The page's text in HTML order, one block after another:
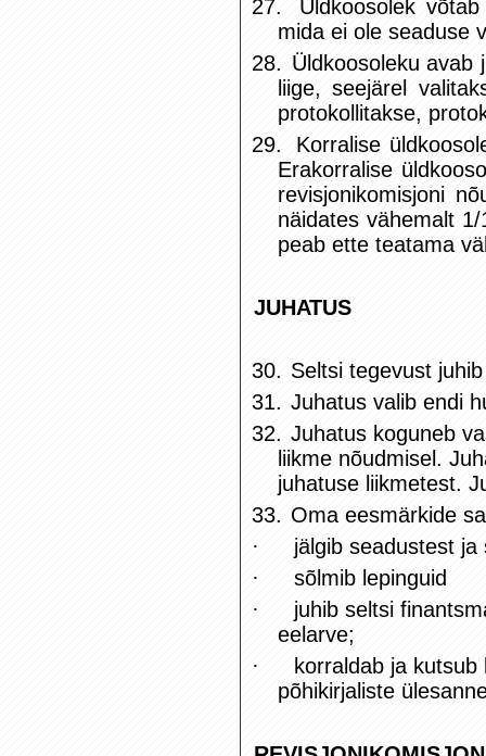
27.
Üldkoosolek
mida ei ole seaduse
28. Üldkoosoleku avab
liige, seejärel
protokollitakse,
29.
Korralise
Erakorralise
revisjonikomisjoni
näidates vähemalt
peab ette teatama
JUHATUS
30. Seltsi tegevust
31. Juhatus valib endi
32. Juhatus koguneb
liikme nõudmisel.
juhatuse liikmetest.
33. Oma eesmärkide
·
jälgib seadustest
·
sõlmib lepinguid
·
juhib seltsi
eelarve;
·
korraldab ja
põhikirjaliste